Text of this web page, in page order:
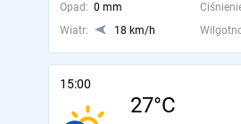
Opad: 0 mm
Wiatr:
18 km/h
15:00
27°C